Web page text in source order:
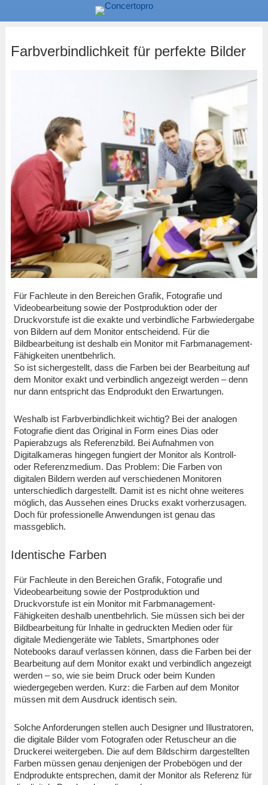
Farbverbindlichkeit für perfekte Bilder
Für Fachleute in den Bereichen Grafik, Fotografie und
Videobearbeitung sowie der Postproduktion oder der
Druckvorstufe ist die exakte und verbindliche Farbwiedergabe
von Bildern auf dem Monitor entscheidend. Für die
Bildbearbeitung ist deshalb ein Monitor mit Farbmanagement-
Fähigkeiten unentbehrlich.
So ist sichergestellt, dass die Farben bei der Bearbeitung auf
dem Monitor exakt und verbindlich angezeigt werden – denn
nur dann entspricht das Endprodukt den Erwartungen.
Weshalb ist Farbverbindlichkeit wichtig? Bei der analogen
Fotografie dient das Original in Form eines Dias oder
Papierabzugs als Referenzbild. Bei Aufnahmen von
Digitalkameras hingegen fungiert der Monitor als Kontroll-
oder Referenzmedium. Das Problem: Die Farben von
digitalen Bildern werden auf verschiedenen Monitoren
unterschiedlich dargestellt. Damit ist es nicht ohne weiteres
möglich, das Aussehen eines Drucks exakt vorherzusagen.
Doch für professionelle Anwendungen ist genau das
massgeblich.
Identische Farben
Für Fachleute in den Bereichen Grafik, Fotografie und
Videobearbeitung sowie der Postproduktion und
Druckvorstufe ist ein Monitor mit Farbmanagement-
Fähigkeiten deshalb unentbehrlich. Sie müssen sich bei der
Bildbearbeitung für Inhalte in gedruckten Medien oder für
digitale Mediengeräte wie Tablets, Smartphones oder
Notebooks darauf verlassen können, dass die Farben bei der
Bearbeitung auf dem Monitor exakt und verbindlich angezeigt
werden – so, wie sie beim Druck oder beim Kunden
wiedergegeben werden. Kurz: die Farben auf dem Monitor
müssen mit dem Ausdruck identisch sein.
Solche Anforderungen stellen auch Designer und Illustratoren,
die digitale Bilder vom Fotografen oder Retuscheur an die
Druckerei weitergeben. Die auf dem Bildschirm dargestellten
Farben müssen genau denjenigen der Probebögen und der
Endprodukte entsprechen, damit der Monitor als Referenz für